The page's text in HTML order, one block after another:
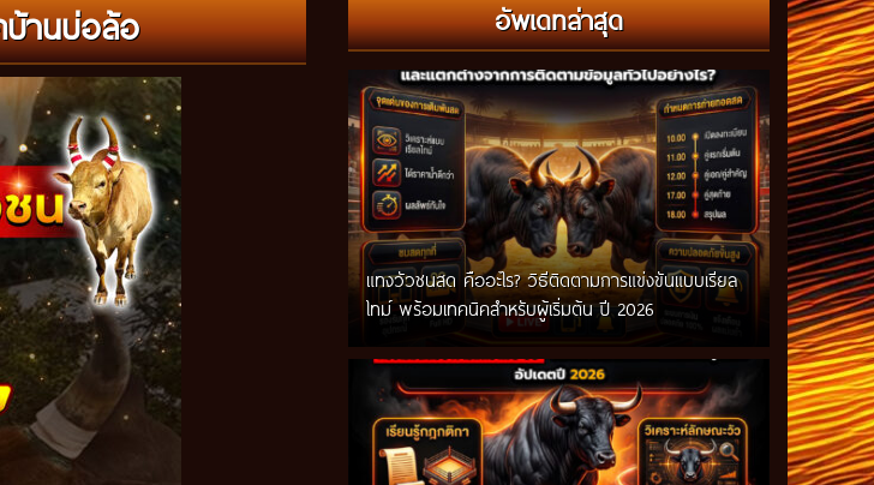
บ้านบ่อล้อ อัพเดทล่าสุด
แทงวัวชนสด คืออะไร? วิธีติดตามการแข่งขันแบบเรียล
ไทม์ พร้อมเทคนิคสำหรับผู้เริ่มต้น ปี 2026